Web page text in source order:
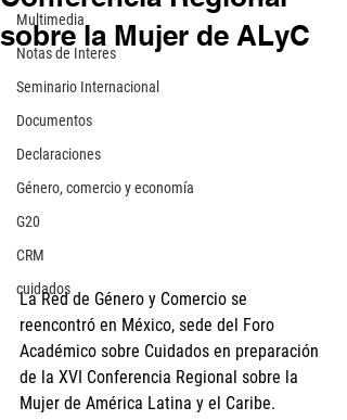
Multimedia
Notas de Interes
Seminario Internacional
Documentos
Declaraciones
Género, comercio y economía
G20
CRM
cuidados
sobre la Mujer de ALyC
La Red de Género y Comercio se
reencontró en México, sede del Foro
Académico sobre Cuidados en preparación
de la XVI Conferencia Regional sobre la
Mujer de América Latina y el Caribe.